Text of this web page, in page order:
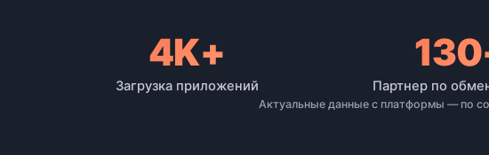
охват платформы
4K+
Загрузка приложений Партнер по
Актуальные данные с платформы — по